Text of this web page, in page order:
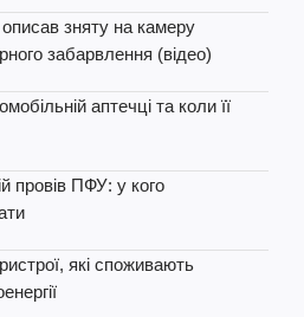
зняту на камеру
забарвлення (відео)
аптечці та коли її
провів ПФУ: у кого
які споживають